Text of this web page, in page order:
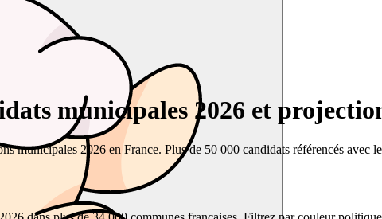
municipales 2026 et
municipales 2026 en France. Plus de 50 000 candidats référencés avec